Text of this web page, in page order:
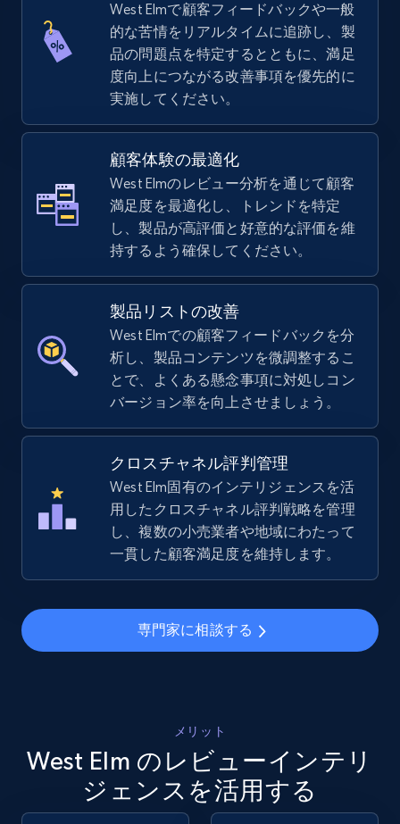
TikTok Shop - category
URL, Title, Available, Description, Currency, Initial
price, Final price, Discount percent, and more.
667+
TikTok Shop - Collect TikTok shop products
by keywords search
URL, Title, Available, Description, Currency, Initial
667+
TikTok Shop - discover records by shop url
URL, Title, Available, Description, Currency, Initial
667+ 今すぐ始める
Amazon sellers info
Seller id, URL, Seller name, Description, Detailed
info, Stars, Feedbacks, Return policy, and more.
eBay
URL, Product id, Title, Seller name, Seller rating,
Seller reviews, Breadcrumbs, Root category, and
West Elmで顧客フィードバックや一般
的な苦情をリアルタイムに追跡し、製
品の問題点を特定するとともに、満足
度向上につながる改善事項を優先的に
実施してください。
顧客体験の最適化
West Elmのレビュー分析を通じて顧客
満足度を最適化し、トレンドを特定
し、製品が高評価と好意的な評価を維
持するよう確保してください。
製品リストの改善
West Elmでの顧客フィードバックを分
析し、製品コンテンツを微調整するこ
とで、よくある懸念事項に対処しコン
バージョン率を向上させましょう。
クロスチャネル評判管理
West Elm固有のインテリジェンスを活
用したクロスチャネル評判戦略を管理
し、複数の小売業者や地域にわたって
一貫した顧客満足度を維持します。
専門家に相談する
メリット
West Elm のレビューインテリ
ジェンスを活用する